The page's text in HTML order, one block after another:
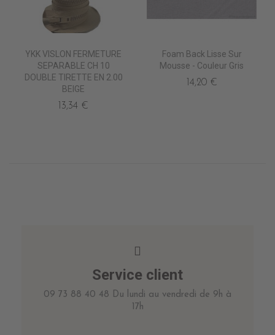
YKK VISLON FERMETURE
SEPARABLE CH 10
DOUBLE TIRETTE EN 2.00
BEIGE
13,34 €
Foam Back Lisse Sur
Mousse - Couleur Gris
14,20 €
Service client
09 73 88 40 48 Du lundi au vendredi de 9h à
17h